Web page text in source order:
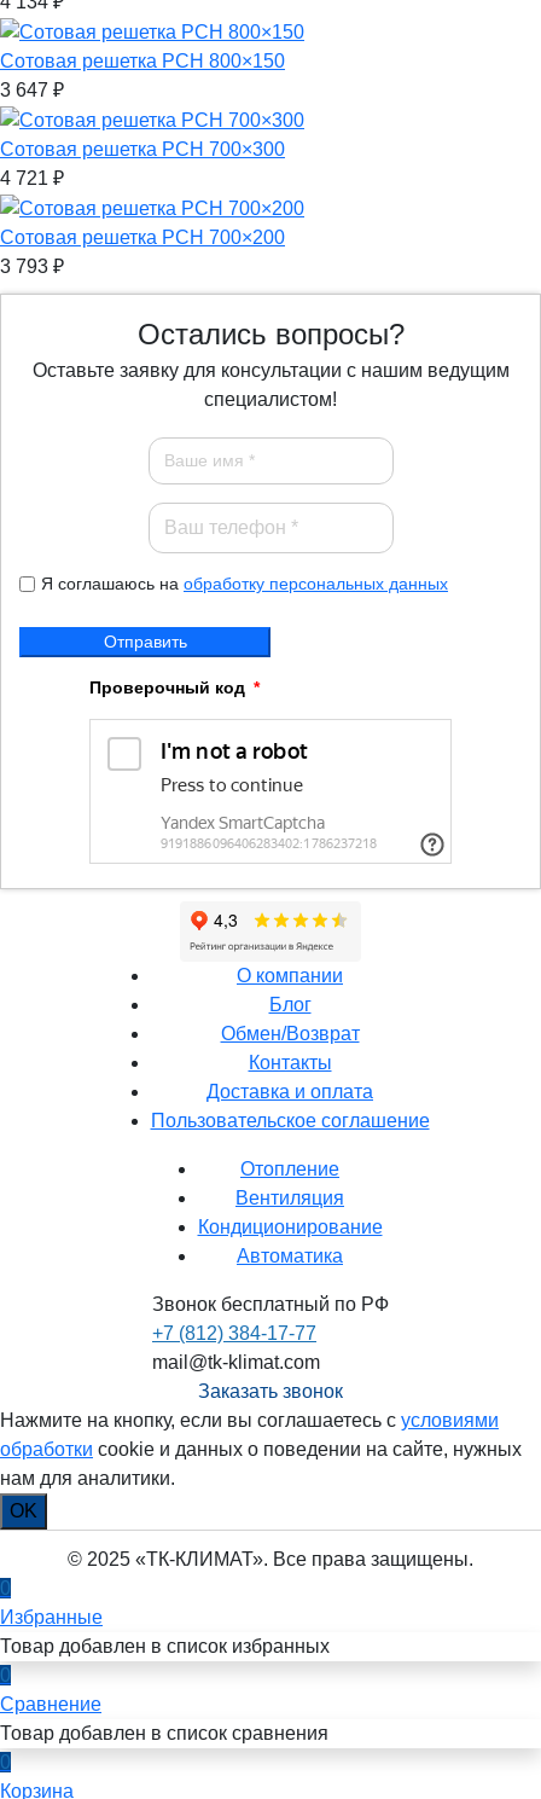
Сотовая решетка РСН 800×150
3 647 ₽
Сотовая решетка РСН 700×300
4 721 ₽
Сотовая решетка РСН 700×200
3 793 ₽
Остались вопросы?
Оставьте заявку для консультации с нашим ведущим
специалистом!
Я соглашаюсь на обработку персональных данных
Отправить
Проверочный код
О компании
Блог
Обмен/Возврат
Контакты
Доставка и оплата
Пользовательское соглашение
Отопление
Вентиляция
Кондиционирование
Автоматика
Звонок бесплатный по РФ
+7 (812) 384-17-77
mail@tk-klimat.com
Заказать звонок
Нажмите на кнопку, если вы соглашаетесь с условиями
обработки cookie и данных о поведении на сайте, нужных
нам для аналитики.
OK
© 2025 «ТК-КЛИМАТ». Все права защищены.
0
Избранные
Товар добавлен в список избранных
0
Сравнение
Товар добавлен в список сравнения
0
Корзина